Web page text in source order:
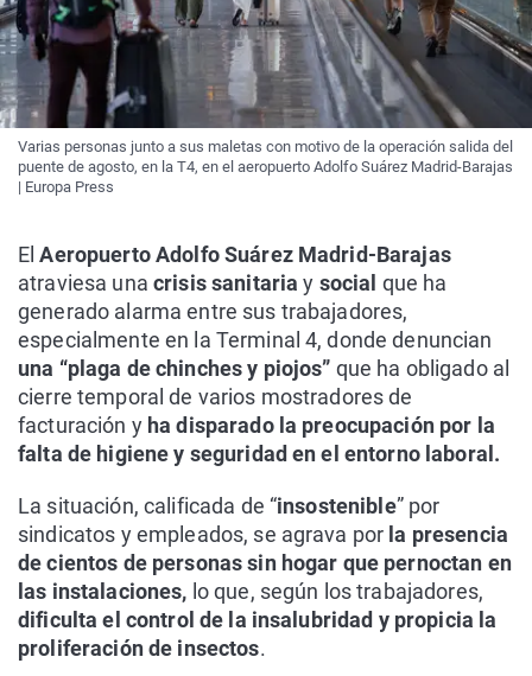
Varias personas junto a sus maletas con motivo de la operación salida del
puente de agosto, en la T4, en el aeropuerto Adolfo Suárez Madrid-Barajas
| Europa Press
ElAeropuerto Adolfo Suárez Madrid-Barajas
atraviesa una crisis sanitariay social que ha
generado alarma entre sus trabajadores,
especialmente en la Terminal 4, donde denuncian
una “plaga de chinches y piojos” que ha obligado al
cierre temporal de varios mostradores de
facturación yha disparado la preocupación por la
falta de higiene y seguridad en el entorno laboral.
La situación, calificada de “insostenible” por
sindicatos y empleados, se agrava por la presencia
de cientos de personas sin hogar que pernoctan en
las instalaciones, lo que, según los trabajadores,
dificulta el control de la insalubridad y propicia la
proliferación de insectos.